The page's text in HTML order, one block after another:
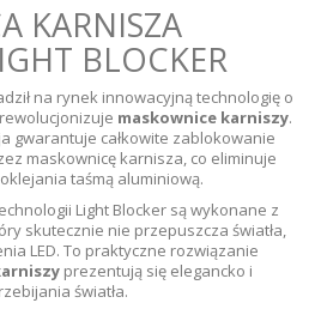
KARNISZA
BLOCKER
na rynek innowacyjną technologię o
maskownice karniszy.
gwarantuje całkowite zablokowanie
maskownicę karnisza, co eliminuje
taśmą aluminiową.
Light Blocker są wykonane z
skutecznie nie przepuszcza światła,
LED. To praktyczne rozwiązanie
prezentują się elegancko i
światła.